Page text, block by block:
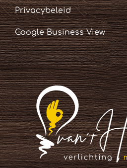
Privacybeleid
Google Business View